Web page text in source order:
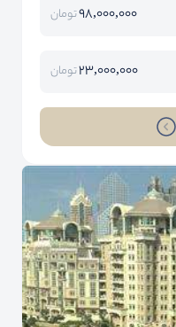
98,000,000تومان
23,000,000تومان